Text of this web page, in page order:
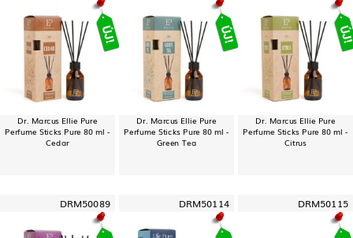
Dr. Marcus Ellie Pure
Perfume Sticks Pure 80 ml -
Cedar
Dr. Marcus Ellie Pure
Perfume Sticks Pure 80 ml -
Green Tea
Dr. Marcus Ellie Pure
Perfume Sticks Pure 80 ml -
Citrus
DRM50089 DRM50114 DRM50115